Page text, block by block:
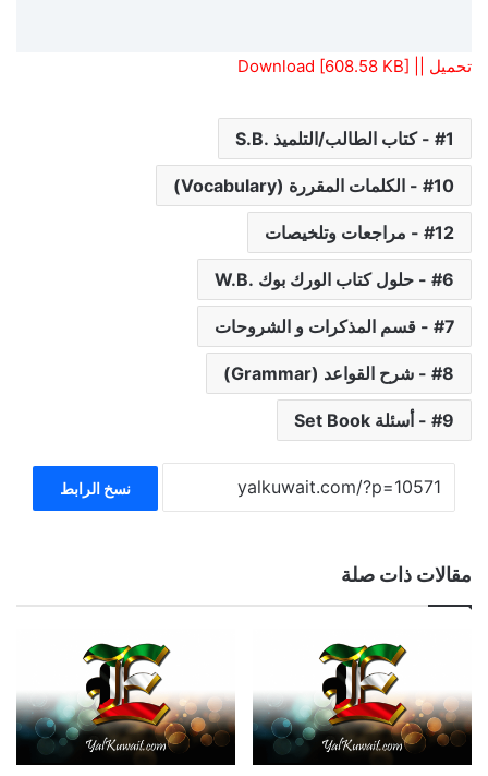
تحميل || Download [608.58 KB]
1 - كتاب الطالب/التلميذ .S.B
10 - الكلمات المقررة (Vocabulary)
12 - مراجعات وتلخيصات
6 - حلول كتاب الورك بوك .W.B
7 - قسم المذكرات و الشروحات
8 - شرح القواعد (Grammar)
9 - أسئلة Set Book
نسخ الرابط
مقالات ذات صلة